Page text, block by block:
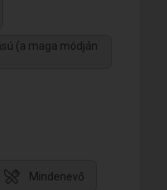
(a maga módján
Mindenevő